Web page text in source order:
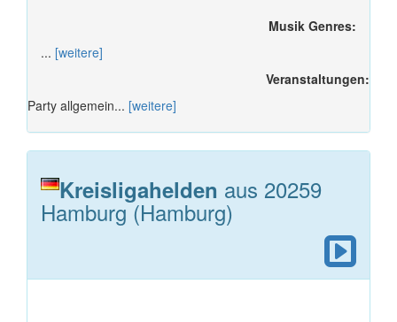
Musik Genres:
... [weitere]
Veranstaltungen:
Party allgemein... [weitere]
Kreisligahelden aus 20259
Hamburg (Hamburg)